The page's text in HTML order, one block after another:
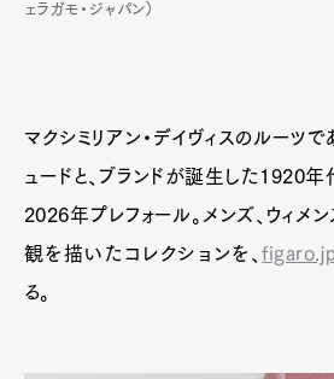
ェラガモ・ジャパン）
マクシミリアン・デイヴィスのルーツ
ュードと、ブランドが誕生した1920
2026年プレフォール。メンズ、ウィメ
観を描いたコレクションを、
る。